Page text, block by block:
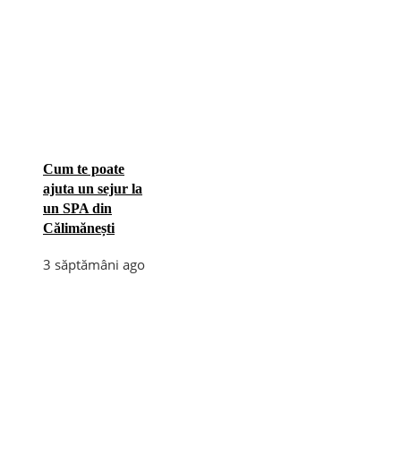
Cum te poate
ajuta un sejur la
un SPA din
Călimănești
3 săptămâni ago